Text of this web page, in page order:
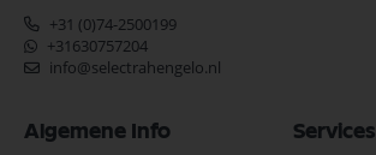
+31 (0)74-2500199
+31630757204
info@selectrahengelo.nl
Algemene Info Services